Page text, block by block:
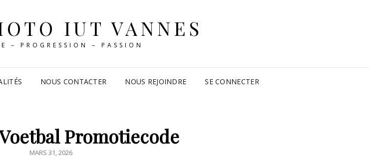
IUT VANNES
– PROGRESSION – PASSION
NOUS CONTACTER NOUS REJOINDRE SE CONNECTER
Promotiecode
POSTED
MARS 31, 2026